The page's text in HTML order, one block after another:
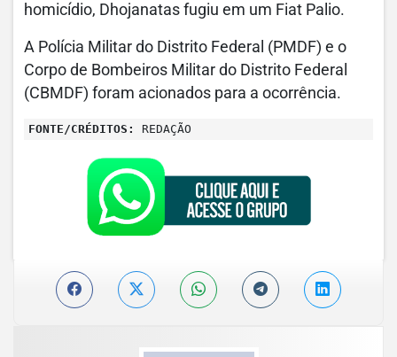
homicídio, Dhojanatas fugiu em um Fiat Palio.
A Polícia Militar do Distrito Federal (PMDF) e o
Corpo de Bombeiros Militar do Distrito Federal
(CBMDF) foram acionados para a ocorrência.
FONTE/CRÉDITOS: REDAÇÃO